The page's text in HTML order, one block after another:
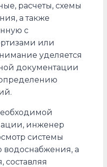
расчеты, схемы
а также
с
или
уделяется
документации
инженер
системы
водоснабжения, а
составляя